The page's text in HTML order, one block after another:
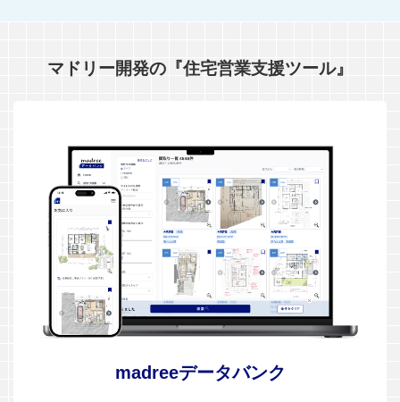
マドリー開発の『住宅営業支援ツール』
madreeデータバンク